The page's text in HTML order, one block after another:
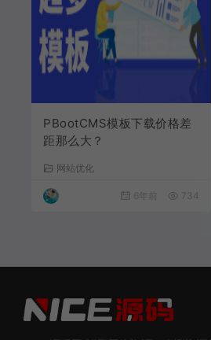
PBootCMS模板下载价格差
距那么大？
网站优化
6年前 734